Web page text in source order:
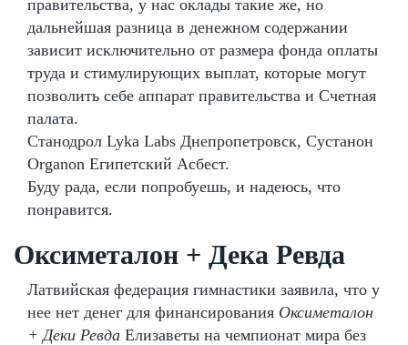
правительства, у нас оклады такие же, но
дальнейшая разница в денежном содержании
зависит исключительно от размера фонда оплаты
труда и стимулирующих выплат, которые могут
позволить себе аппарат правительства и Счетная
палата.
Станодрол Lyka Labs Днепропетровск, Сустанон
Organon Египетский Асбест.
Буду рада, если попробуешь, и надеюсь, что
понравится.
Оксиметалон + Дека Ревда
Латвийская федерация гимнастики заявила, что у
нее нет денег для финансирования Оксиметалон
+ Деки Ревда Елизаветы на чемпионат мира без